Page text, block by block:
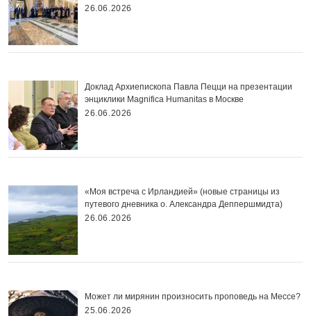
26.06.2026
Доклад Архиепископа Павла Пецци на презентации
энциклики Magnifica Нumanitas в Москве
26.06.2026
«Моя встреча с Ирландией» (новые страницы из
путевого дневника о. Александра Деппершмидта)
26.06.2026
Может ли мирянин произносить проповедь на Мессе?
25.06.2026